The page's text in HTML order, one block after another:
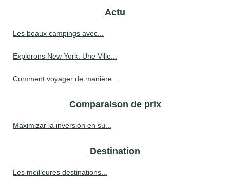
Actu
Les beaux campings avec...
Explorons New York: Une Ville...
Comment voyager de manière...
Comparaison de prix
Maximizar la inversión en su...
Destination
Les meilleures destinations...